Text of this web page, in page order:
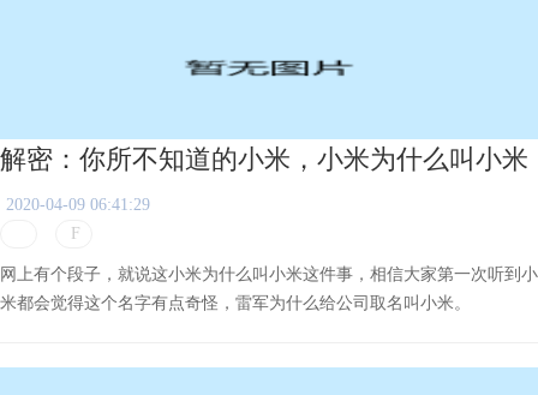
解密：你所不知道的小米，小米为什么叫小米
2020-04-09 06:41:29
网上有个段子，就说这小米为什么叫小米这件事，相信大家第一次听到小
米都会觉得这个名字有点奇怪，雷军为什么给公司取名叫小米。